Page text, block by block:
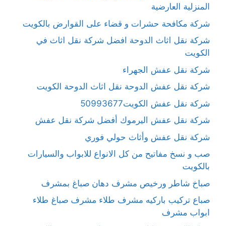
المنزلية العارضية
شركة مكافحة حشرات و قضاء على القوارض بالكويت
شركة نقل اثاث الدوحة افضل شركة نقل اثاث في
الكويت
شركة نقل عفش الجهراء
شركة نقل عفش الدوحة نقل اثاث الدوحة الكويت
شركة نقل عفش الكويت50993677
شركة نقل عفش اليرموك أفضل شركة نقل عفش
شركة نقل عفش وأثاث حولي فوري
صب و نسخ مفاتيح من كل الانواع للابواب والسيارات
بالكويت
صباخ شاطر ورخيص مشرف دهان صباغ بمشرف
صباع تركيب باركيه مشرف طلاء مشرف صباغ طلاء
ابواب مشرف